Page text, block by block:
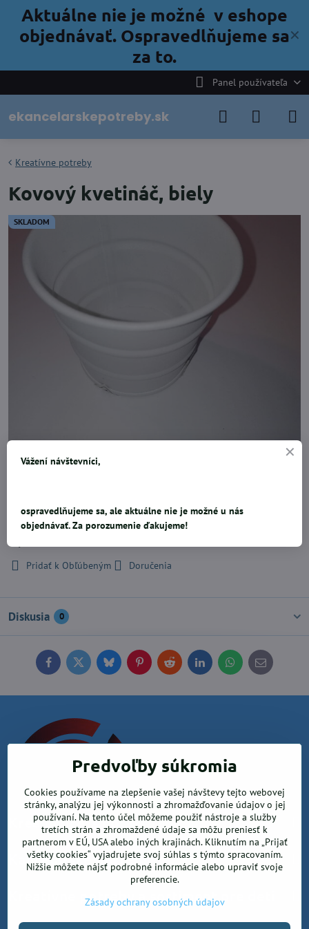
✕
Aktuálne nie je možné v eshope
objednávať. Ospravedlňujeme sa
za to.
Panel používateľa
ekancelarskepotreby.sk
SKLADOM
Kreatívne potreby
Kovový kvetináč, biely
0,52 €
Pridať k Obľúbeným Doručenia
Diskusia 0
FacebookTwitterBlueskyPinterestReddit LinkedInWhatsApp
E-
mail
Krea office, s.r.o.
Kancelárske potreby
Kreatívne potreby a sortiment pre deti
Predvoľby súkromia
Cookies používame na zlepšenie vašej návštevy tejto webovej
stránky, analýzu jej výkonnosti a zhromažďovanie údajov o jej
používaní. Na tento účel môžeme použiť nástroje a služby
tretích strán a zhromaždené údaje sa môžu preniesť k
partnerom v EÚ, USA alebo iných krajinách. Kliknutím na „Prijať
všetky cookies“ vyjadrujete svoj súhlas s týmto spracovaním.
Nižšie môžete nájsť podrobné informácie alebo upraviť svoje
preferencie.
Zásady ochrany osobných údajov
Vážení návštevníci,
ospravedlňujeme sa, ale aktuálne nie je možné u nás
objednávať. Za porozumenie ďakujeme!